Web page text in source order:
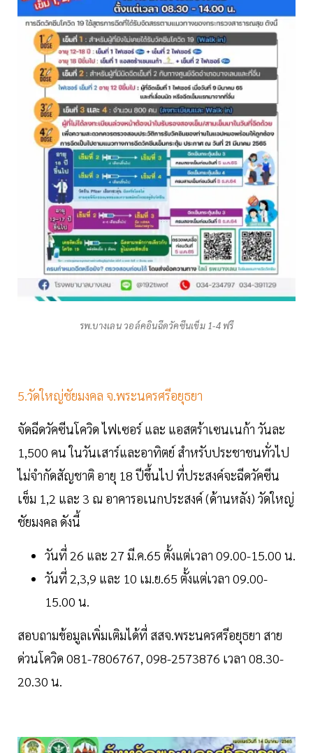
รพ.บางเลน วอล์คอินฉีดวัคซีนเข็ม 1-4 ฟรี
5.วัดใหญ่ชัยมงคล จ.พระนครศรีอยุธยา
จัดฉีดวัคซีนโควิด ไฟเซอร์ และ แอสตร้าเซนเนก้า วันละ
1,500 คน ในวันเสาร์และอาทิตย์ สำหรับประชาชนทั่วไป
ไม่จำกัดสัญชาติ อายุ 18 ปีขึ้นไป ที่ประสงค์จะฉีดวัคซีน
เข็ม 1,2 และ 3 ณ อาคารอเนกประสงค์ (ด้านหลัง) วัดใหญ่
ชัยมงคล ดังนี้
วันที่ 26 และ 27 มี.ค.65 ตั้งแต่เวลา 09.00-15.00 น.
วันที่ 2,3,9 และ 10 เม.ย.65 ตั้งแต่เวลา 09.00-
15.00 น.
สอบถามข้อมูลเพิ่มเติมได้ที่ สสจ.พระนครศรีอยุธยา สาย
ด่วนโควิด 081-7806767, 098-2573876 เวลา 08.30-
20.30 น.